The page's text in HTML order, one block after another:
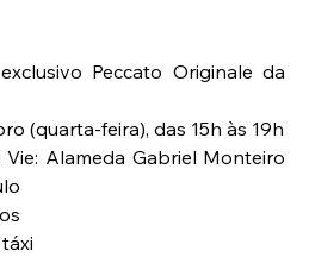
Peccato Originale da
(quarta-feira), das 15h às 19h
Alameda Gabriel Monteiro